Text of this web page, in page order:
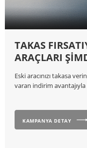
TAKAS
ARAÇLARI
Eski aracınızı takasa
varan indirim
KAMPANYA DETAY